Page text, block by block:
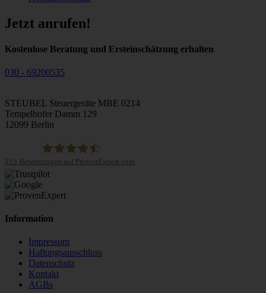
Jetzt anrufen!
Kostenlose Beratung und Ersteinschätzung erhalten
030 - 69200535
STEUBEL Steuergeräte MBE 0214
Tempelhofer Damm 129
12099 Berlin
STEUBEL Steuergeräte Annahme Filiale MBE 0214
215 Bewertungen auf ProvenExpert.com
Information
Impressum
Haftungsausschluss
Datenschutz
Kontakt
AGBs